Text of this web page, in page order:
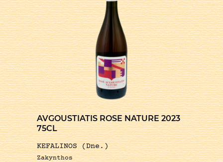
AVGOUSTIATIS ROSE NATURE 2023
75CL
KEFALINOS (Dne.)
Zakynthos